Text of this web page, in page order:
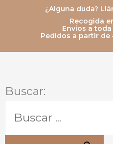
¿Alguna duda?
Recogida
Envíos a
Pedidos a partir
Buscar: